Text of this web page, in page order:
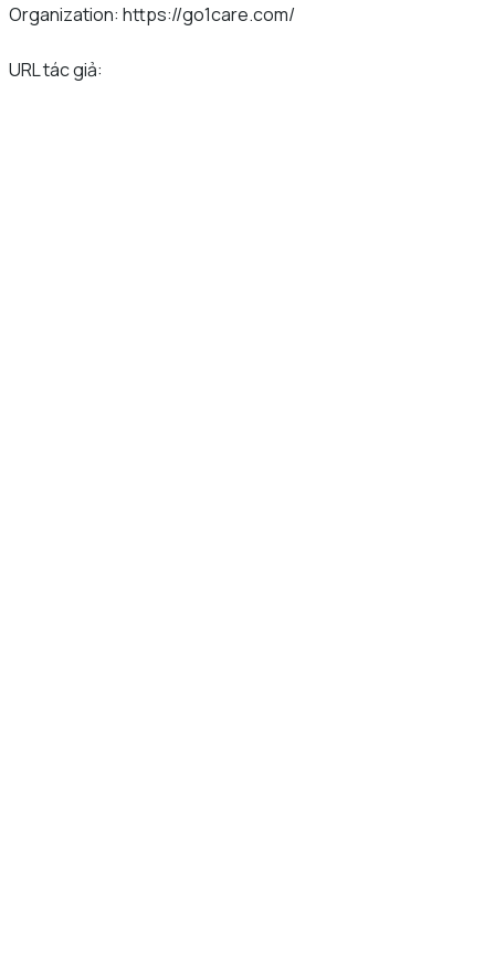
Organization: https://go1care.com/
URL tác giả: